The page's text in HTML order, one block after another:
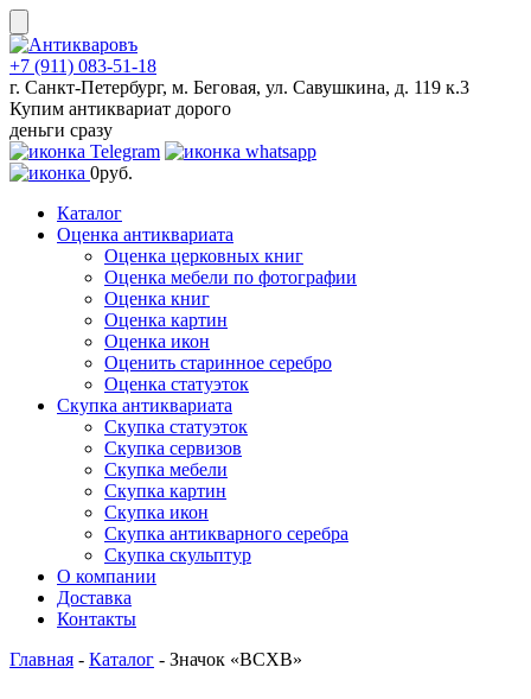
Skip
to
content
+7 (911) 083-51-18
г. Санкт-Петербург, м. Беговая, ул. Савушкина, д. 119 к.3
Купим антиквариат дорого
деньги сразу
0руб.
Каталог
Оценка антиквариата
Оценка церковных книг
Оценка мебели по фотографии
Оценка книг
Оценка картин
Оценка икон
Оценить старинное серебро
Оценка статуэток
Скупка антиквариата
Скупка статуэток
Скупка сервизов
Скупка мебели
Скупка картин
Скупка икон
Скупка антикварного серебра
Скупка скульптур
О компании
Доставка
Контакты
Главная - Каталог - Значок «ВСХВ»